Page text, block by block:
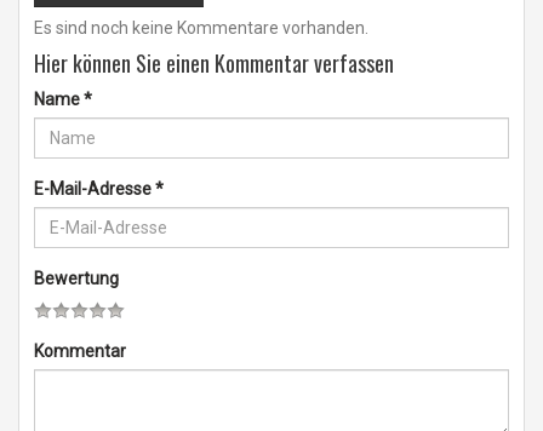
Es sind noch keine Kommentare vorhanden.
Hier können Sie einen Kommentar verfassen
Name*
E-Mail-Adresse*
Bewertung
Kommentar